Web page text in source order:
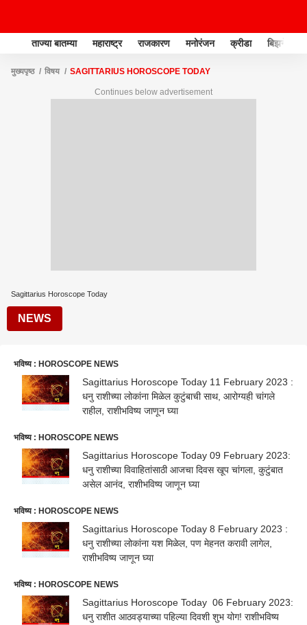
ताज्या बातम्या महाराष्ट्र राजकारण मनोरंजन क्रीडा बिझनेस
मुख्यपृष्ठ विषय SAGITTARIUS HOROSCOPE TODAY
Continues below advertisement
Sagittarius Horoscope Today
NEWS
भविष्य : HOROSCOPE NEWS
Sagittarius Horoscope Today 11 February 2023 :
धनु राशीच्या लोकांना मिळेल कुटुंबाची साथ, आरोग्यही चांगले
राहील, राशीभविष्य जाणून घ्या
भविष्य : HOROSCOPE NEWS
Sagittarius Horoscope Today 09 February 2023:
धनु राशीच्या विवाहितांसाठी आजचा दिवस खूप चांगला, कुटुंबात
असेल आनंद, राशीभविष्य जाणून घ्या
भविष्य : HOROSCOPE NEWS
Sagittarius Horoscope Today 8 February 2023 :
धनु राशीच्या लोकांना यश मिळेल, पण मेहनत करावी लागेल,
राशीभविष्य जाणून घ्या
भविष्य : HOROSCOPE NEWS
Sagittarius Horoscope Today 06 February 2023:
धनु राशीत आठवड्याच्या पहिल्या दिवशी शुभ योग! राशीभविष्य